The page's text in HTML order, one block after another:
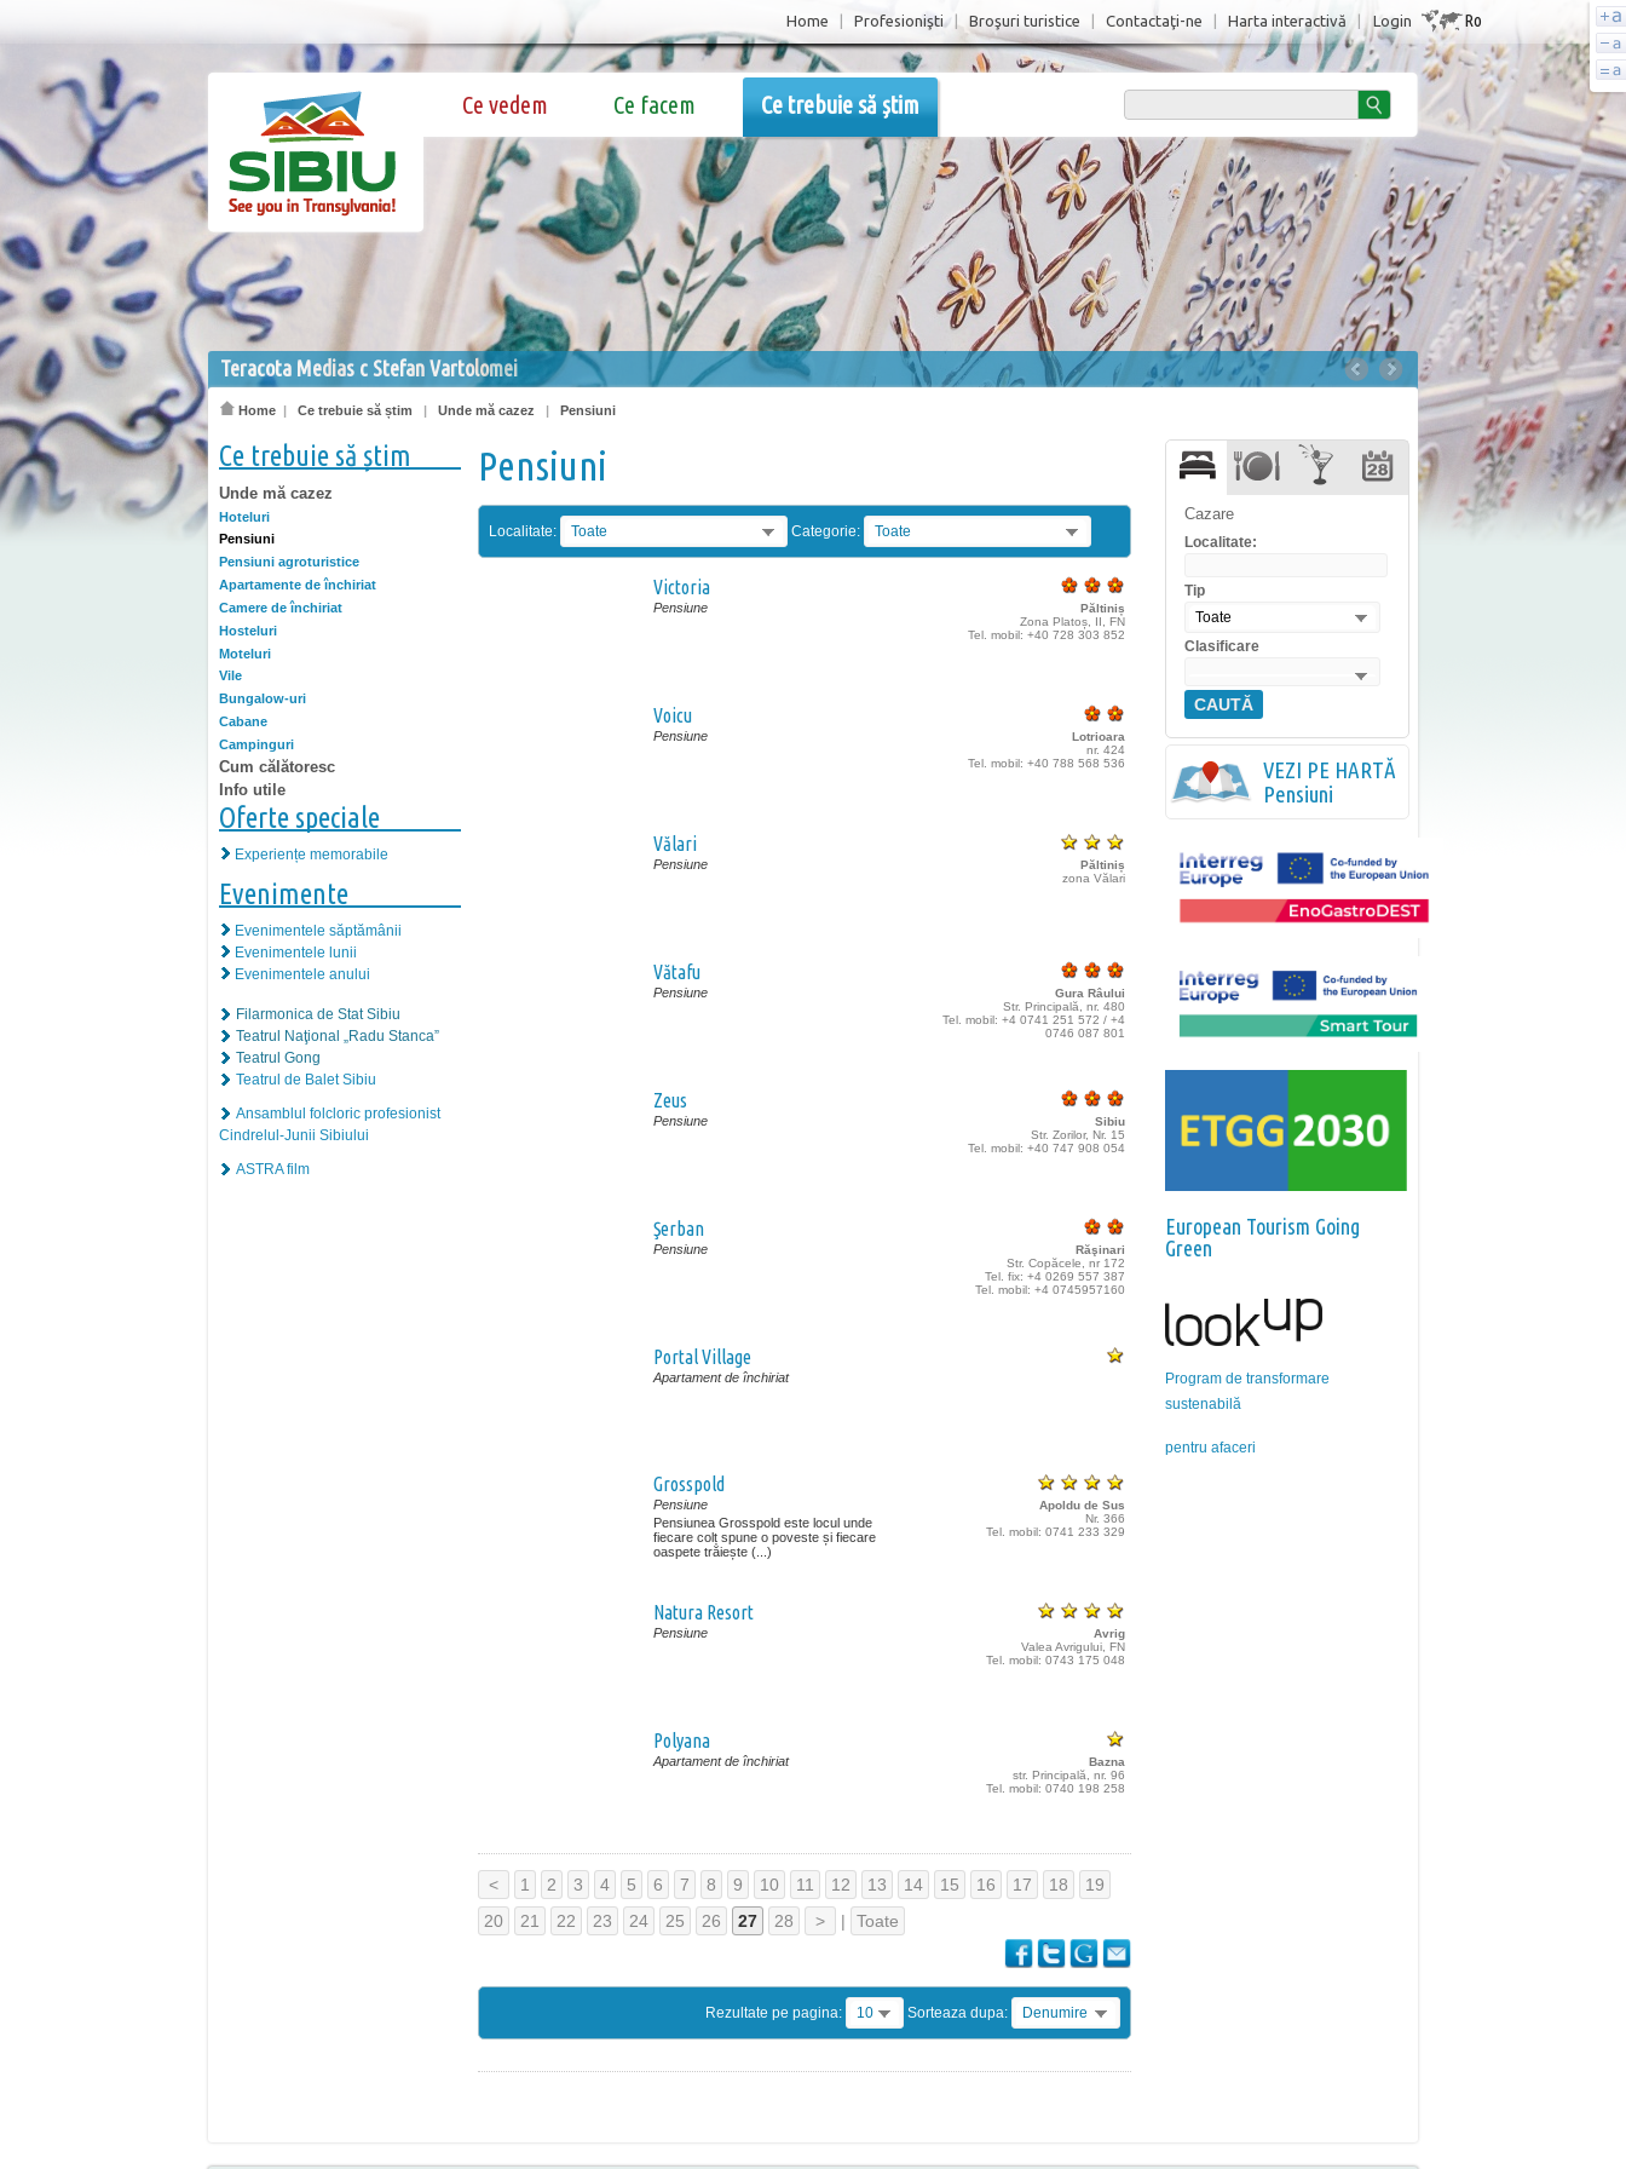
Login Ro
Home Profesionişti Broşuri turistice Contactaţi-ne Harta interactivă
Ce vedem Ce facem Ce trebuie să știm
Teracota Medias c Stefan Vartolomei
Home | Ce trebuie să știm | Unde mă cazez | Pensiuni
Ce trebuie să știm
Unde mă cazez
Hoteluri
Pensiuni
Pensiuni agroturistice
Apartamente de închiriat
Camere de închiriat
Hosteluri
Moteluri
Vile
Bungalow-uri
Cabane
Campinguri
Cum călătoresc
Info utile
Oferte speciale
Experiențe memorabile
Evenimente
Evenimentele săptămânii
Evenimentele lunii
Evenimentele anului
Filarmonica de Stat Sibiu
Teatrul Naţional „Radu Stanca”
Teatrul Gong
Teatrul de Balet Sibiu
Ansamblul folcloric profesionist
Cindrelul-Junii Sibiului
ASTRA film
Pensiuni
Localitate: Toate Categorie: Toate
Victoria
Păltiniș
Zona Platoș, II, FN
Tel. mobil: +40 728 303 852
Pensiune
Voicu
Lotrioara
nr. 424
Tel. mobil: +40 788 568 536
Pensiune
Vălari
Păltiniș
zona Vălari
Pensiune
Vătafu
Gura Râului
Str. Principală, nr. 480
Tel. mobil: +4 0741 251 572 / +4
0746 087 801
Pensiune
Zeus
Sibiu
Str. Zorilor, Nr. 15
Tel. mobil: +40 747 908 054
Pensiune
Şerban
Răşinari
Str. Copăcele, nr 172
Tel. fix: +4 0269 557 387
Tel. mobil: +4 0745957160
Pensiune
Portal Village
Apartament de închiriat
Grosspold
Apoldu de Sus
Nr. 366
Tel. mobil: 0741 233 329
Pensiune
Pensiunea Grosspold este locul unde
fiecare colț spune o poveste și fiecare
oaspete trăiește (...)
Natura Resort
Avrig
Valea Avrigului, FN
Tel. mobil: 0743 175 048
Pensiune
Polyana
Bazna
str. Principală, nr. 96
Tel. mobil: 0740 198 258
Apartament de închiriat
< 1 2 3 4 5 6 7 8 9 10 11 12 13 14 15 16 17 18
19
20
21 22 23 24 25 26 27 28 > | Toate
Rezultate pe pagina: 10 Sorteaza dupa: Denumire
Cazare
Localitate:
Tip
Toate
Clasificare
CAUTĂ
VEZI PE HARTĂ
Pensiuni
European Tourism Going
Green
Program de transformare
sustenabilă
pentru afaceri